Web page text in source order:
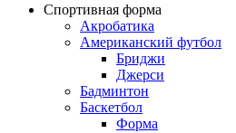
Спортивная форма
Акробатика
Американский футбол
Бриджи
Джерси
Бадминтон
Баскетбол
Форма